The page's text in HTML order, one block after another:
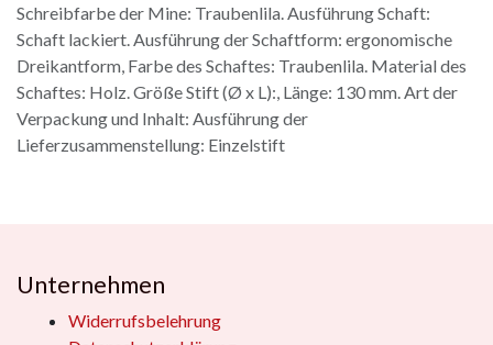
Schreibfarbe der Mine: Traubenlila. Ausführung Schaft:
Schaft lackiert. Ausführung der Schaftform: ergonomische
Dreikantform, Farbe des Schaftes: Traubenlila. Material des
Schaftes: Holz. Größe Stift (Ø x L):, Länge: 130 mm. Art der
Verpackung und Inhalt: Ausführung der
Lieferzusammenstellung: Einzelstift
Unternehmen
Widerrufsbelehrung